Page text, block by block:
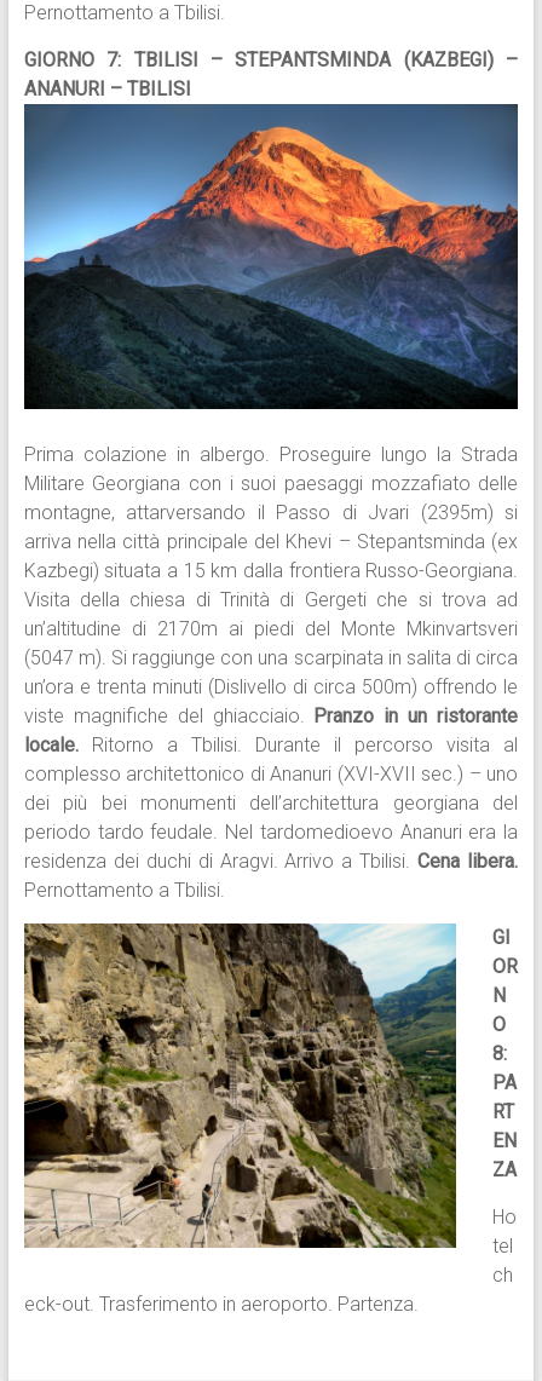
Pernottamento a Tbilisi.
GIORNO 7: TBILISI – STEPANTSMINDA (KAZBEGI) –
ANANURI – TBILISI
Prima colazione in albergo. Proseguire lungo la Strada
Militare Georgiana con i suoi paesaggi mozzafiato delle
montagne, attarversando il Passo di Jvari (2395m) si
arriva nella città principale del Khevi – Stepantsminda (ex
Kazbegi) situata a 15 km dalla frontiera Russo-Georgiana.
Visita della chiesa di Trinità di Gergeti che si trova ad
un’altitudine di 2170m ai piedi del Monte Mkinvartsveri
(5047 m). Si raggiunge con una scarpinata in salita di circa
un’ora e trenta minuti (Dislivello di circa 500m) offrendo le
viste magnifiche del ghiacciaio. Pranzo in un ristorante
locale.Ritorno a Tbilisi. Durante il percorso visita al
complesso architettonico di Ananuri (XVI-XVII sec.) – uno
dei più bei monumenti dell’architettura georgiana del
periodo tardo feudale. Nel tardomedioevo Ananuri era la
residenza dei duchi di Aragvi. Arrivo a Tbilisi.Cena libera.
Pernottamento a Tbilisi.
GI
OR
N
O
8:
PA
RT
EN
ZA
Ho
tel
ch
eck-out. Trasferimento in aeroporto. Partenza.